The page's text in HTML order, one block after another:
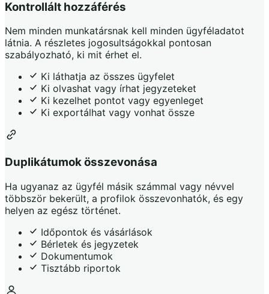
Kontrollált hozzáférés
Nem minden munkatársnak kell minden ügyféladatot
látnia. A részletes jogosultságokkal pontosan
szabályozható, ki mit érhet el.
Ki láthatja az összes ügyfelet
Ki olvashat vagy írhat jegyzeteket
Ki kezelhet pontot vagy egyenleget
Ki exportálhat vagy vonhat össze
Duplikátumok összevonása
Ha ugyanaz az ügyfél másik számmal vagy névvel
többször bekerült, a profilok összevonhatók, és egy
helyen az egész történet.
Időpontok és vásárlások
Bérletek és jegyzetek
Dokumentumok
Tisztább riportok